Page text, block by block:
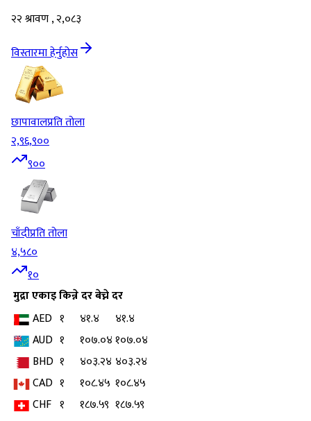
२२ श्रावण , २,०८३
विस्तारमा हेर्नुहोस
छापावालप्रति तोला
२,९६,९००
९००
चाँदीप्रति तोला
४,५८०
१०
मुद्राएकाइकिन्ने दरबेच्ने दर
AED १ ४१.४
४१.४
AUD १ १०७.०४१०७.०४
BHD १ ४०३.२४ ४०३.२४
CAD १ १०८.४५ १०८.४५
CHF १ १८७.५९ १८७.५९